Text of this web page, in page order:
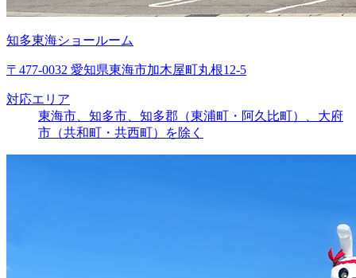
知多東海ショールーム
〒477-0032 愛知県東海市加木屋町丸根12-5
対応エリア
東海市、知多市、知多郡（東浦町・阿久比町）、大府
市（共和町・共西町）を除く